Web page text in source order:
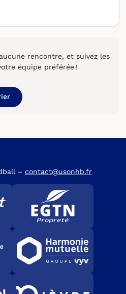
rencontre, et suivez les
équipe préférée !
– contact@usonhb.fr